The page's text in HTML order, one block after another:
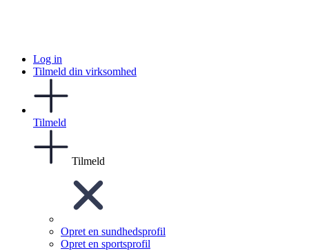
Log in
Tilmeld din virksomhed
Tilmeld
Tilmeld
Opret en sundhedsprofil
Opret en sportsprofil